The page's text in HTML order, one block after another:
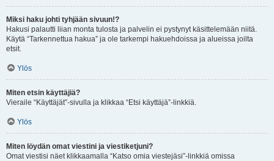
Miksi haku johti tyhjään sivuun!?
Hakusi palautti liian monta tulosta ja palvelin ei pystynyt käsittelemään niitä.
Käytä “Tarkennettua hakua” ja ole tarkempi hakuehdoissa ja alueissa joilta
etsit.
Ylös
Miten etsin käyttäjiä?
Vieraile “Käyttäjät”-sivulla ja klikkaa “Etsi käyttäjä”-linkkiä.
Ylös
Miten löydän omat viestini ja viestiketjuni?
Omat viestisi näet klikkaamalla “Katso omia viestejäsi”-linkkiä omissa